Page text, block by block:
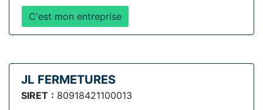
C'est mon entreprise
JL FERMETURES
SIRET : 80918421100013